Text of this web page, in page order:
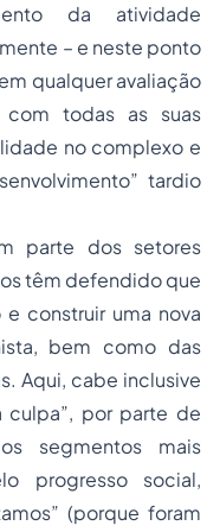
da atividade
– e neste ponto
qualquer avaliação
todas as suas
no complexo e
tardio
parte dos setores
têm defendido que
construir uma nova
bem como das
Aqui, cabe inclusive
culpa”, por parte de
segmentos mais
progresso social,
(porque foram